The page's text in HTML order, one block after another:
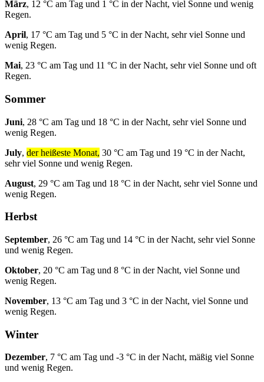
März, 12 °C am Tag und 1 °C in der Nacht, viel Sonne und wenig
Regen.
April, 17 °C am Tag und 5 °C in der Nacht, sehr viel Sonne und
wenig Regen.
Mai, 23 °C am Tag und 11 °C in der Nacht, sehr viel Sonne und oft
Regen.
Sommer
Juni, 28 °C am Tag und 18 °C in der Nacht, sehr viel Sonne und
wenig Regen.
July, der heißeste Monat, 30 °C am Tag und 19 °C in der Nacht,
sehr viel Sonne und wenig Regen.
August, 29 °C am Tag und 18 °C in der Nacht, sehr viel Sonne und
wenig Regen.
Herbst
September, 26 °C am Tag und 14 °C in der Nacht, sehr viel Sonne
und wenig Regen.
Oktober, 20 °C am Tag und 8 °C in der Nacht, viel Sonne und
wenig Regen.
November, 13 °C am Tag und 3 °C in der Nacht, viel Sonne und
wenig Regen.
Winter
Dezember, 7 °C am Tag und -3 °C in der Nacht, mäßig viel Sonne
und wenig Regen.